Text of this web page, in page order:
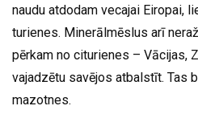
naudu atdodam vecajai Eiropai,
turienes. Minerālmēslus arī
pērkam no citurienes – Vācijas,
vajadzētu savējos atbalstīt. Tas
mazotnes.